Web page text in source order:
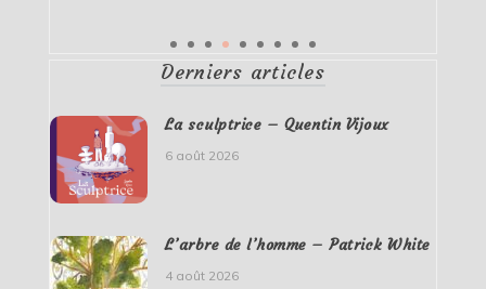
Derniers articles
La sculptrice – Quentin Vijoux
6 août 2026
L’arbre de l’homme – Patrick White
4 août 2026